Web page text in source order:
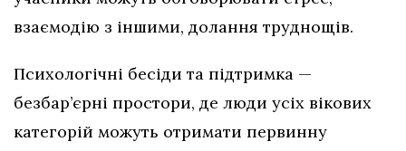
взаємодію з іншими, долання труднощів.
Психологічні бесіди та підтримка —
безбар’єрні простори, де люди усіх вікових
категорій можуть отримати первинну